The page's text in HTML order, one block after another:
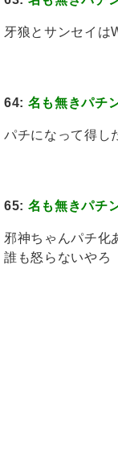
牙狼とサンセイは
64: 名も無きパチ
パチになって得し
65: 名も無きパチ
邪神ちゃんパチ化
誰も怒らないやろ